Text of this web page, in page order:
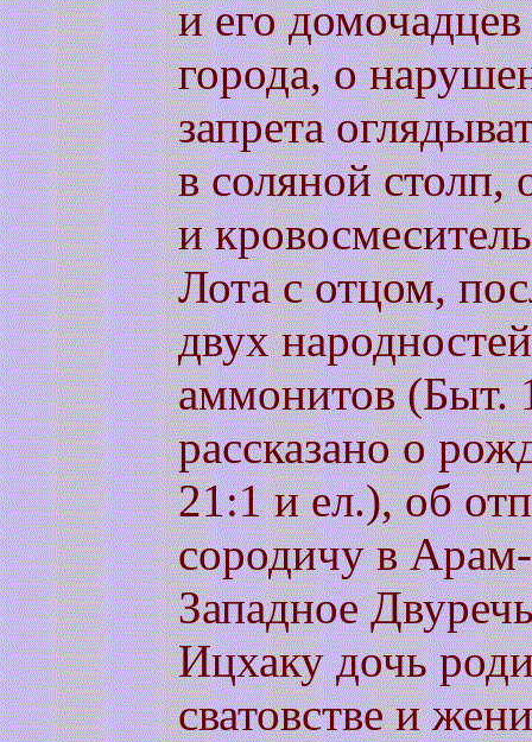
и его
города, о
запрета
в соляной столп,
и
Лота с отцом,
двух
аммонитов (Быт.
рассказано о
21:1 и ел.), об
сородичу в
Западное
Ицхаку дочь
сватовстве и